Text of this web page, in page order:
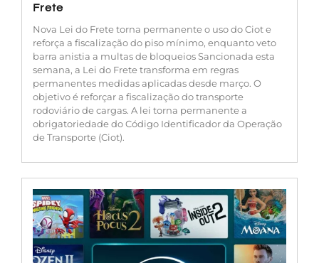
Frete
Nova Lei do Frete torna permanente o uso do Ciot e
reforça a fiscalização do piso mínimo, enquanto veto
barra anistia a multas de bloqueios Sancionada esta
semana, a Lei do Frete transforma em regras
permanentes medidas aplicadas desde março. O
objetivo é reforçar a fiscalização do transporte
rodoviário de cargas. A lei torna permanente a
obrigatoriedade do Código Identificador da Operação
de Transporte (Ciot).